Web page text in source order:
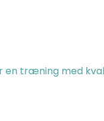
en træning med